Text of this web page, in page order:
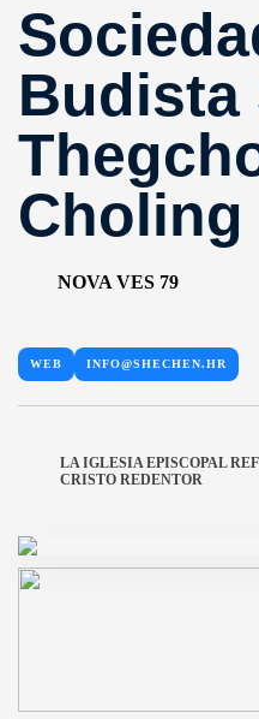
Budista
Choling
NOVA VES 79
WEB INFO@SHECHEN.HR
LA IGLESIA EPISCOPAL
CRISTO REDENTOR